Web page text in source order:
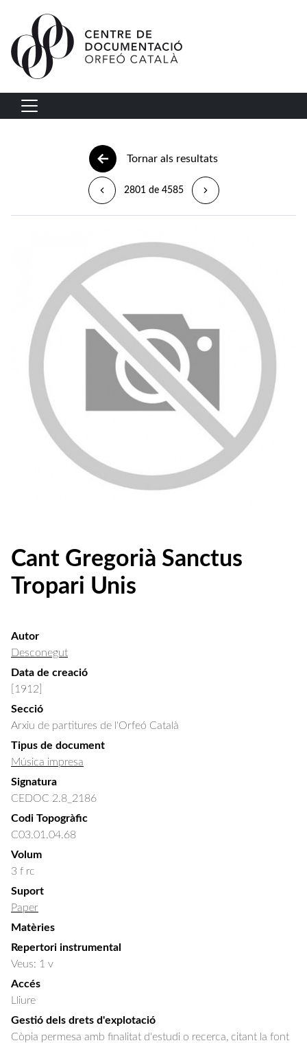
Vés al contingut
Navegació principal
Tornar als resultats
2801 de 4585
Cant Gregorià Sanctus
Tropari Unis
Autor
Desconegut
Data de creació
[1912]
Secció
Arxiu de partitures de l'Orfeó Català
Tipus de document
Música impresa
Signatura
CEDOC 2.8_2186
Codi Topogràfic
C03.01.04.68
Volum
3 f rc
Suport
Paper
Matèries
Repertori instrumental
Veus: 1 v
Accés
Lliure
Gestió dels drets d'explotació
Còpia permesa amb finalitat d'estudi o recerca, citant la font